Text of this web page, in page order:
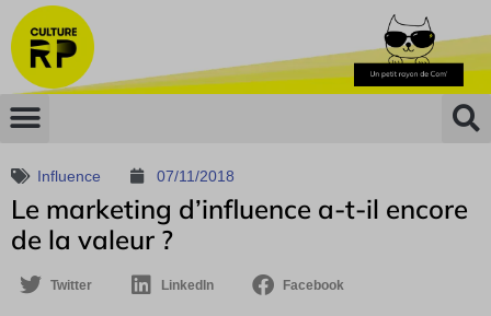
Influence 07/11/2018
Le marketing d’influence a-t-il encore
de la valeur ?
Twitter LinkedIn Facebook